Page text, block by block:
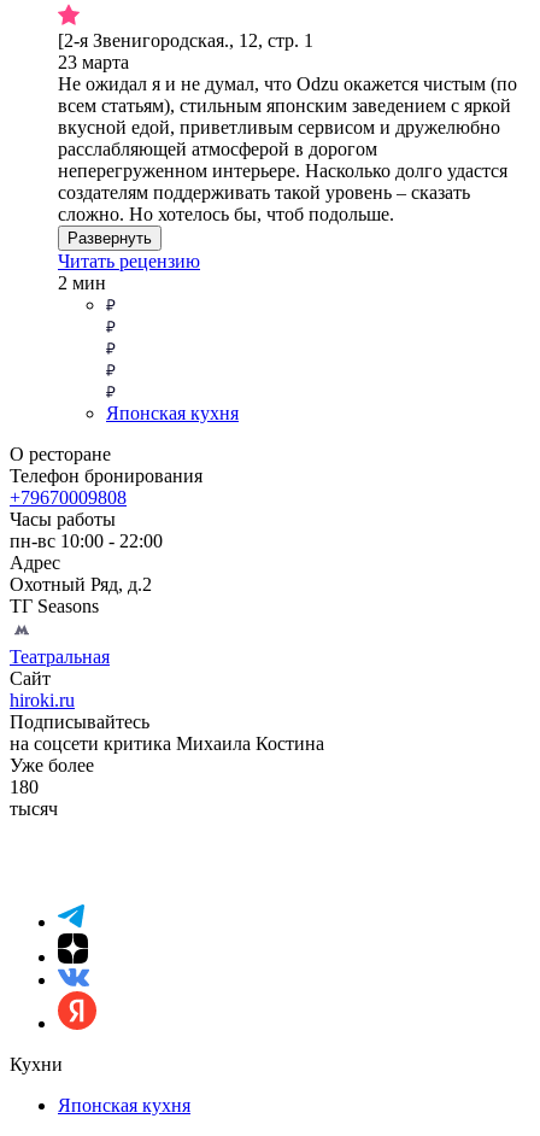
[2-я Звенигородская., 12, стр. 1
23 марта
Не ожидал я и не думал, что Odzu окажется чистым (по
всем статьям), стильным японским заведением с яркой
вкусной едой, приветливым сервисом и дружелюбно
расслабляющей атмосферой в дорогом
неперегруженном интерьере. Насколько долго удастся
создателям поддерживать такой уровень – сказать
сложно. Но хотелось бы, чтоб подольше.
Развернуть
Читать рецензию
2 мин
Японская кухня
О ресторане
Телефон бронирования
+79670009808
Часы работы
пн-вс 10:00 - 22:00
Адрес
Охотный Ряд, д.2
ТГ Seasons
Театральная
Сайт
hiroki.ru
Подписывайтесь
на соцсети критика Михаила Костина
Уже более
180
тысяч
Кухни
Японская кухня